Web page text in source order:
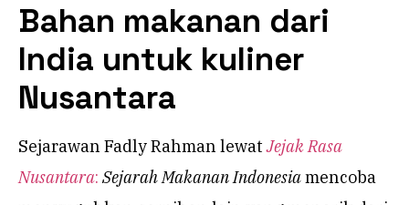
Bahan makanan dari
India untuk kuliner
Nusantara
Sejarawan Fadly Rahman lewatJejak Rasa
Nusantara: Sejarah Makanan Indonesiamencoba